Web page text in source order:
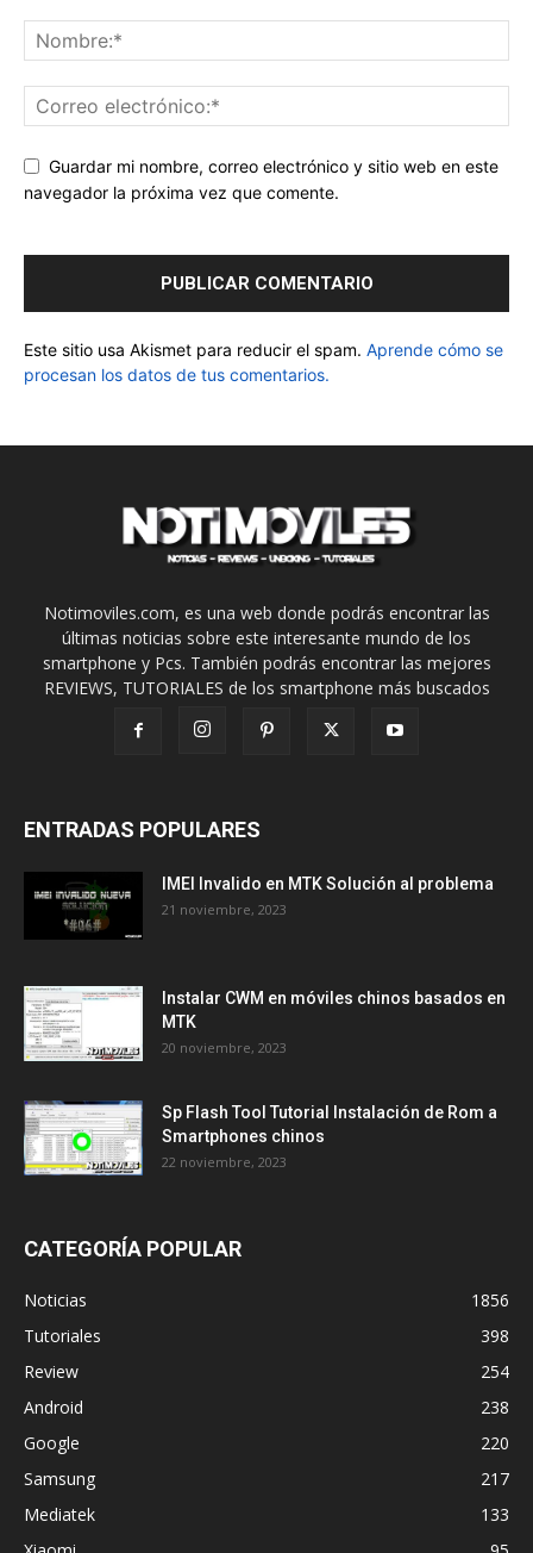
Guardar mi nombre, correo electrónico y sitio web en este
navegador la próxima vez que comente.
Este sitio usa Akismet para reducir el spam. Aprende cómo se
procesan los datos de tus comentarios.
Notimoviles.com, es una web donde podrás encontrar las
últimas noticias sobre este interesante mundo de los
smartphone y Pcs. También podrás encontrar las mejores
REVIEWS, TUTORIALES de los smartphone más buscados
ENTRADAS POPULARES
IMEI Invalido en MTK Solución al problema
21 noviembre, 2023
Instalar CWM en móviles chinos basados en
MTK
20 noviembre, 2023
Sp Flash Tool Tutorial Instalación de Rom a
Smartphones chinos
22 noviembre, 2023
CATEGORÍA POPULAR
Noticias
1856
Tutoriales
398
Review
254
Android
238
Google
220
Samsung
217
Mediatek
133